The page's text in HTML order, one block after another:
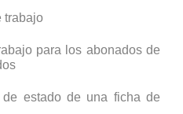
trabajo
para los abonados de
estado de una ficha de